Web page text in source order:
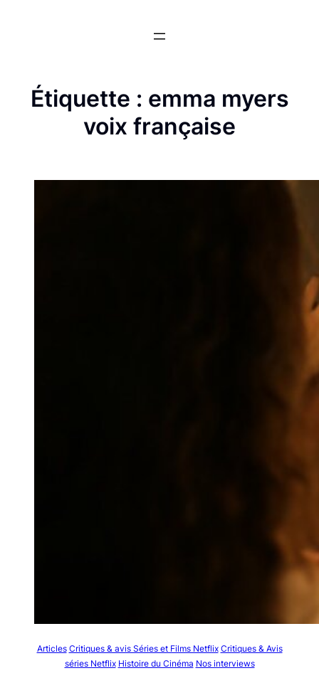
Étiquette : emma myers
voix française
Articles Critiques & avis Séries et Films Netflix Critiques & Avis
séries Netflix Histoire du Cinéma Nos interviews